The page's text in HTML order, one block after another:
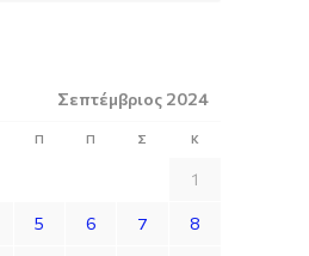
Σεπτέμβριος 2024
Π Π Σ Κ
1
5 6 7 8